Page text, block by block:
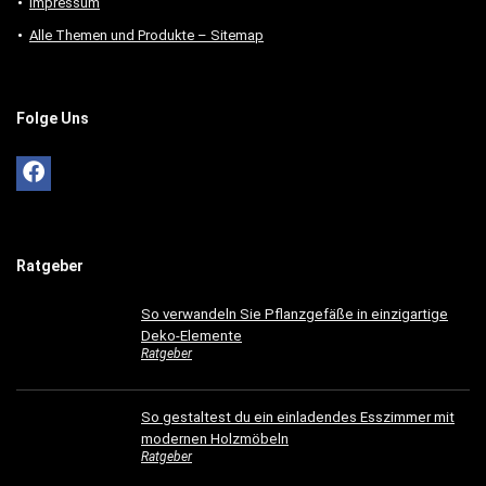
Alle Themen und Produkte – Sitemap
Folge Uns
Ratgeber
So verwandeln Sie Pflanzgefäße in einzigartige
Deko-Elemente
Ratgeber
So gestaltest du ein einladendes Esszimmer mit
modernen Holzmöbeln
Ratgeber